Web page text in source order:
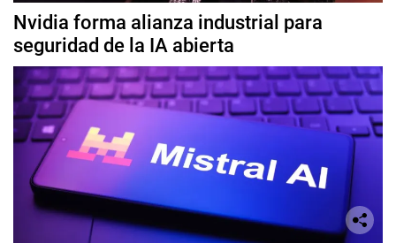
Nvidia forma alianza industrial para
seguridad de la IA abierta